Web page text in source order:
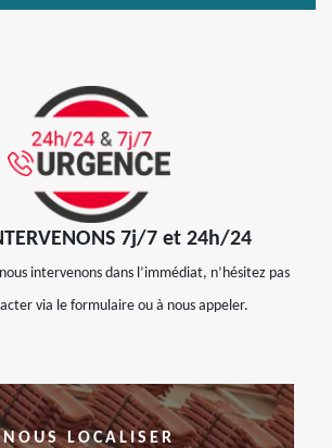
7j/7 et 24h/24
intervenons dans l’immédiat, n’hésitez pas
via le formulaire ou à nous appeler.
NOUS LOCALISER